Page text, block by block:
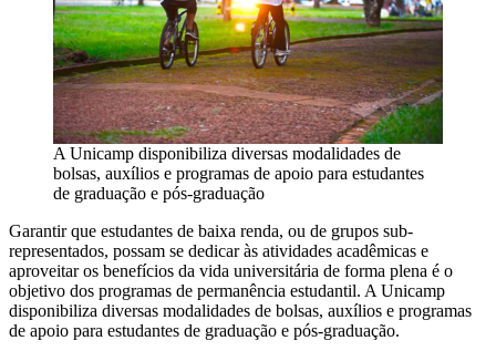
A Unicamp disponibiliza diversas modalidades de
bolsas, auxílios e programas de apoio para estudantes
de graduação e pós-graduação
Garantir que estudantes de baixa renda, ou de grupos sub-
representados, possam se dedicar às atividades acadêmicas e
aproveitar os benefícios da vida universitária de forma plena é o
objetivo dos programas de permanência estudantil. A Unicamp
disponibiliza diversas modalidades de bolsas, auxílios e programas
de apoio para estudantes de graduação e pós-graduação.